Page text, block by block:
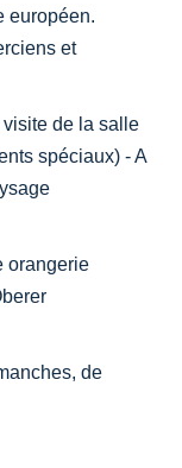
européen.
et
visite de la salle
spéciaux) - A
orangerie
de